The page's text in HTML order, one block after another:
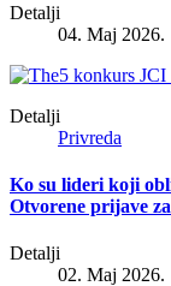
Detalji
04. Maj 2026.
Detalji
Privreda
Ko su lideri koji
Otvorene prijave
Detalji
02. Maj 2026.